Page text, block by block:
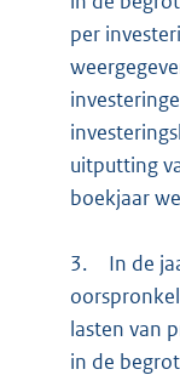
per
uitputting
boekjaar
3.
In de
lasten van
in de